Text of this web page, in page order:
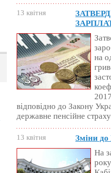
13 квітня
на
відповідно до Закону
державне пенсійне
13 квітня
Зміни до
На